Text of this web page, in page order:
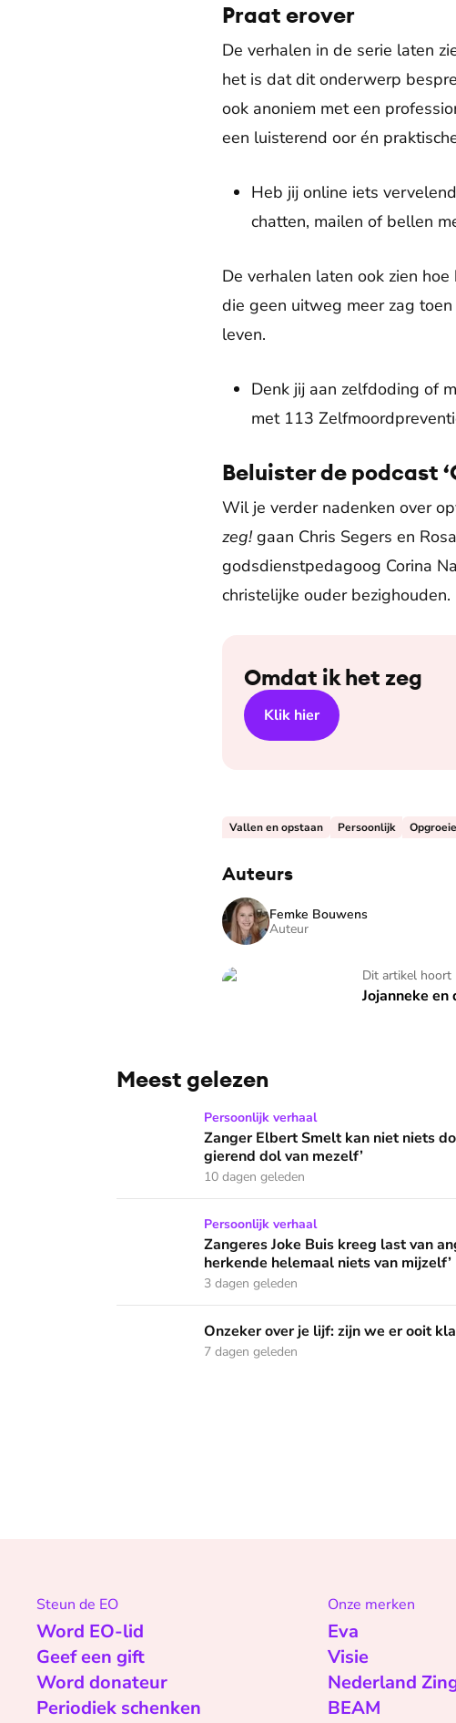
Praat erover
De verhalen in de serie laten
het is dat dit onderwerp
ook anoniem met een
een luisterend oor én
Heb jij online iets
chatten, mailen of bellen
De verhalen laten ook zien
die geen uitweg meer zag
leven.
Denk jij aan zelfdoding of
met 113
Beluister de podcast
Wil je verder nadenken over
zeg!gaan Chris Segers en
godsdienstpedagoog Corina
christelijke ouder bezighouden.
Omdat ik het zeg
Klik hier
Vallen en opstaan Persoonlijk
Auteurs
Femke Bouwens
Auteur
Dit artikel hoort
Jojanneke
Jojanneke en de sextortiontapes
Meest gelezen
Zanger Elbert Smelt kan niet niets doen: ‘Ik word
Persoonlijk verhaal
Zanger Elbert Smelt kan niet niets
gierend dol van mezelf’
10 dagen geleden
Zangeres Joke Buis kreeg last van angstaanvallen:
Persoonlijk verhaal
Zangeres Joke Buis kreeg last van
herkende helemaal niets van mijzelf’
3 dagen geleden
Onzeker over je lijf: zijn we er ooit klaar mee?
Onzeker over je lijf: zijn we er ooit
7 dagen geleden
Steun de EO
Word EO-lid
Geef een gift
Word donateur
Periodiek schenken
Onze merken
Eva
Visie
Nederland
BEAM